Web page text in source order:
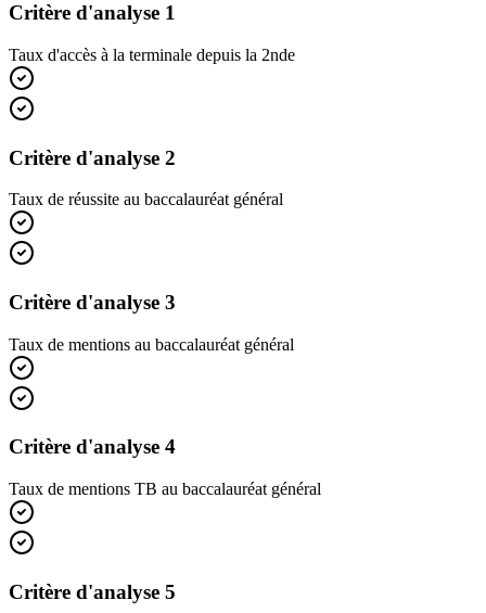
Critère d'analyse 1
Taux d'accès à la terminale depuis la 2nde
Critère d'analyse 2
Taux de réussite au baccalauréat général
Critère d'analyse 3
Taux de mentions au baccalauréat général
Critère d'analyse 4
Taux de mentions TB au baccalauréat général
Critère d'analyse 5